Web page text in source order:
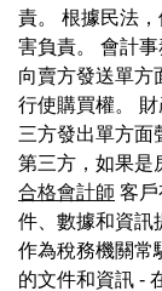
責。 根據民法
害負責。 會計
向賣方發送單方
行使購買權。
三方發出單方面
第三方，如果是
合格會計師 客戶
件、數據和資訊
作為稅務機關常
的文件和資訊 -